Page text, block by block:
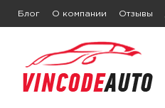
Блог О компании Отзывы